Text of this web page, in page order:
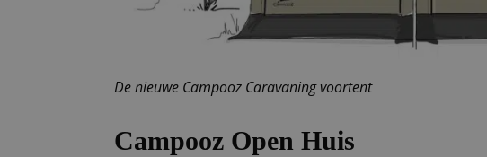
De nieuwe Campooz Caravaning voortent
Campooz Open Huis